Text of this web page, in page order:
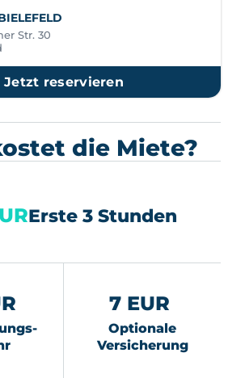
Str. 30
Jetzt reservieren
die Miete?
Erste 3 Stunden
7 EUR
Optionale
Versicherung